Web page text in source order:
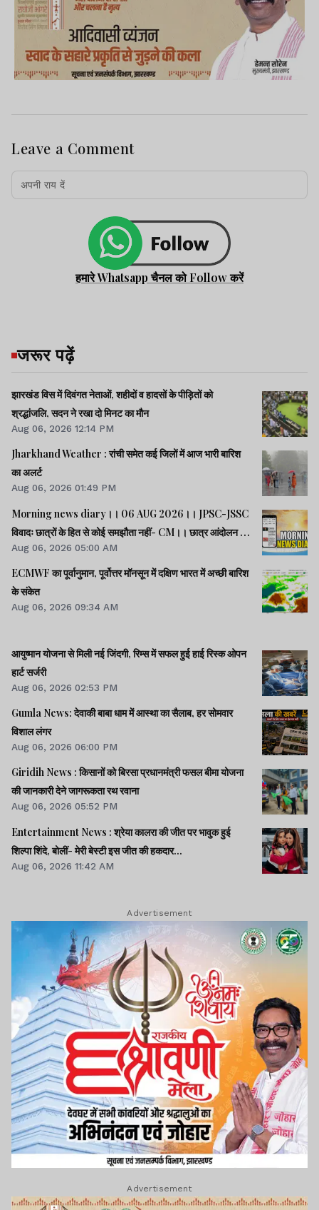
Leave a Comment
हमारे Whatsapp चैनल को Follow करें
जरूर पढ़ें
झारखंड विस में दिवंगत नेताओं, शहीदों व हादसों के पीड़ितों को
श्रद्धांजलि, सदन ने रखा दो मिनट का मौन
Aug 06, 2026 12:14 PM
Jharkhand Weather : रांची समेत कई जिलों में आज भारी बारिश
का अलर्ट
Aug 06, 2026 01:49 PM
Morning news diary।। 06 AUG 2026।। JPSC-JSSC
विवादः छात्रों के हित से कोई समझौता नहीं- CM।। छात्र आंदोलन के
समर्थन में झारखंड आएंगे अभिजीत दीपके।। जब तक अमित शाह सदन
में जवाब नहीं देते, चर्चा नहीं होगीः राहुल।। समेत कई खबरें व वीडियो.
Aug 06, 2026 05:00 AM
ECMWF का पूर्वानुमान, पूर्वोत्तर मॉनसून में दक्षिण भारत में अच्छी बारिश
के संकेत
Aug 06, 2026 09:34 AM
आयुष्मान योजना से मिली नई जिंदगी, रिम्स में सफल हुई हाई रिस्क ओपन
हार्ट सर्जरी
Aug 06, 2026 02:53 PM
Gumla News: देवाकी बाबा धाम में आस्था का सैलाब, हर सोमवार
विशाल लंगर
Aug 06, 2026 06:00 PM
Giridih News : किसानों को बिरसा प्रधानमंत्री फसल बीमा योजना
की जानकारी देने जागरूकता रथ रवाना
Aug 06, 2026 05:52 PM
Entertainment News : श्रेया कालरा की जीत पर भावुक हुई
शिल्पा शिंदे, बोलीं- मेरी बेस्टी इस जीत की हकदार...
Aug 06, 2026 11:42 AM
Advertisement
Advertisement